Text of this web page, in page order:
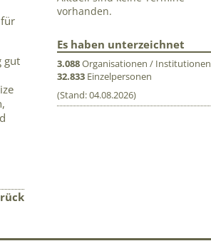
gut
vorhanden.
Es haben unterzeichnet
3.088Organisationen / Institutionen
32.833 Einzelpersonen
(Stand: 04.08.2026)